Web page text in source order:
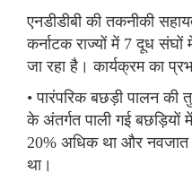
एनडीडीबी की तकनीकी
कर्नाटक राज्यों में 7 दूध संघों
जा रहा है। कार्यक्रम का
• पारंपरिक बछड़ी पालन की
के अंतर्गत पाली गई
20% अधिक था और नवजात
था।